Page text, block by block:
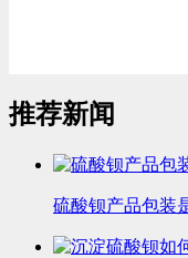
推荐新闻
硫酸钡产品包装